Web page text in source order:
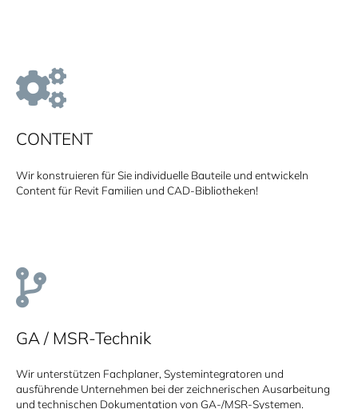
CONTENT
Wir konstruieren für Sie individuelle Bauteile und entwickeln
Content für Revit Familien und CAD-Bibliotheken!
GA / MSR-Technik
Wir unterstützen Fachplaner, Systemintegratoren und
ausführende Unternehmen bei der zeichnerischen Ausarbeitung
und technischen Dokumentation von GA-/MSR-Systemen.